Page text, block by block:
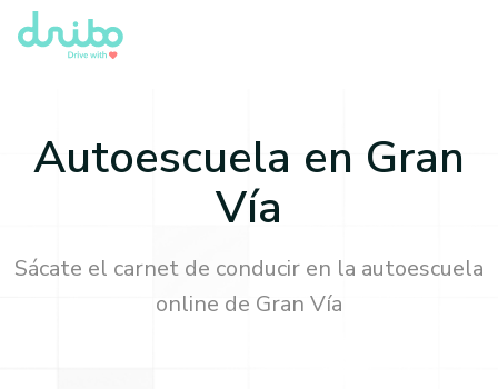
Autoescuela en Gran
Vía
Sácate el carnet de conducir en la autoescuela
online de Gran Vía